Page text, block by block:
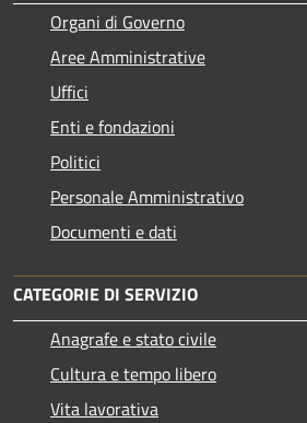
Organi di Governo
Aree Amministrative
Uffici
Enti e fondazioni
Politici
Personale Amministrativo
Documenti e dati
CATEGORIE DI SERVIZIO
Anagrafe e stato civile
Cultura e tempo libero
Vita lavorativa